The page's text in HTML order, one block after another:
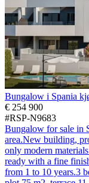
Bungalow i Spania
€ 254 900
#RSP-N9683
Bungalow for sale in
area.New building,
only modern
ready with a fine
from 1 to 10 years.3